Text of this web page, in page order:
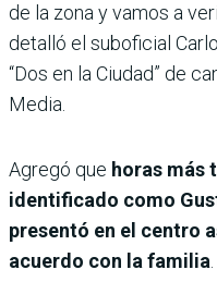
de la zona y vamos a
detalló el suboficial
“Dos en la Ciudad” de
Media.
Agregó que horas más
identificado como
presentó en el centro
acuerdo con la familia